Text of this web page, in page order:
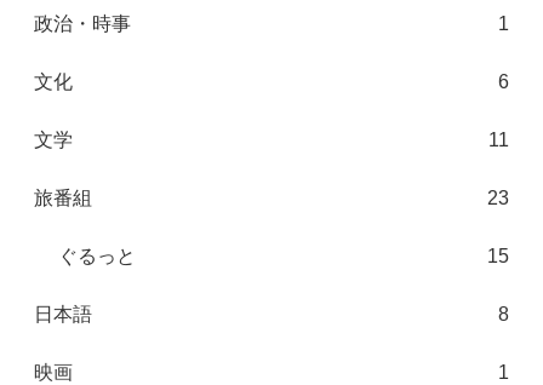
政治・時事 1
文化 6
文学 11
旅番組 23
ぐるっと 15
日本語 8
映画 1